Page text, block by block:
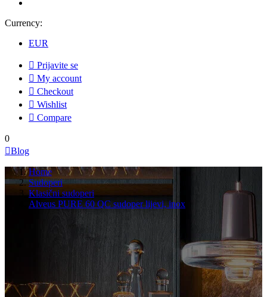
Currency:
EUR
 Prijavite se
 My account
 Checkout
 Wishlist
 Compare
0
Blog
Home
Sudoperi
Klasični sudoperi
Alveus PURE 60 QC sudoper lijevi, inox